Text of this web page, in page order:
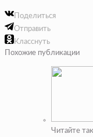
Поделиться
Отправить
Класснуть
Похожие публикации
Читайте